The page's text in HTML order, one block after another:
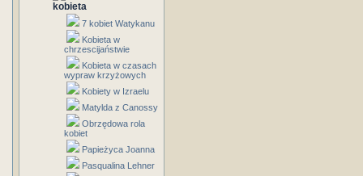
kobieta
7 kobiet Watykanu
Kobieta w
chrzescijaństwie
Kobieta w czasach
wypraw krzyżowych
Kobiety w Izraelu
Matylda z Canossy
Obrzędowa rola
kobiet
Papieżyca Joanna
Pasqualina Lehner